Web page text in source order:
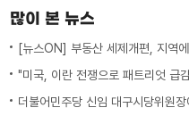
많이 본 뉴스